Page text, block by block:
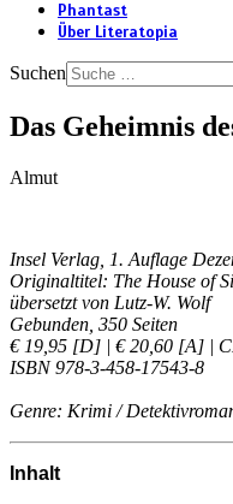
Phantast
Über Literatopia
Suchen
Das Geheimnis
Almut
Insel Verlag, 1. Auflage
Originaltitel: The House of
übersetzt von Lutz-W. Wolf
Gebunden, 350 Seiten
€ 19,95 [D] | € 20,60 [A] |
ISBN 978-3-458-17543-8
Genre: Krimi /
Inhalt